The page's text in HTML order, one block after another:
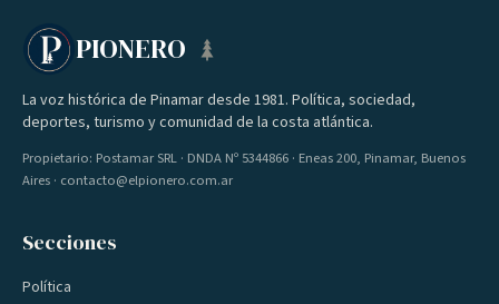
PIONERO
La voz histórica de Pinamar desde 1981. Política, sociedad,
deportes, turismo y comunidad de la costa atlántica.
Propietario: Postamar SRL · DNDA Nº 5344866 · Eneas 200, Pinamar, Buenos
Aires · contacto@elpionero.com.ar
Secciones
Política